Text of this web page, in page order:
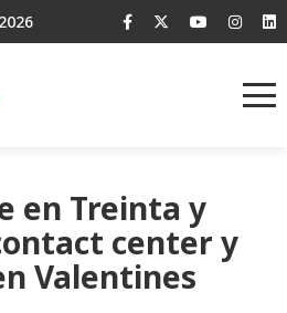
en Treinta y
center y
Valentines